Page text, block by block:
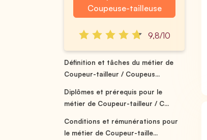
Coupeuse-tailleuse
9,8/10
Définition et tâches du métier de
Coupeur-tailleur / Coupeus...
Diplômes et prérequis pour le
métier de Coupeur-tailleur / C...
Conditions et rémunérations pour
le métier de Coupeur-taille...